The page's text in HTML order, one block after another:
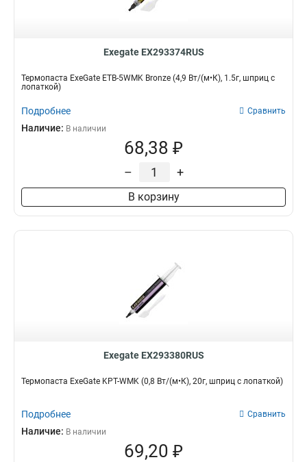
Exegate EX293374RUS
Термопаста ExeGate ETB-5WMK Bronze (4,9 Вт/(м•К), 1.5г, шприц с
лопаткой)
Подробнее Сравнить
Наличие: В наличии
68,38 ₽
– +
В корзину
Exegate EX293380RUS
Термопаста ExeGate KPT-WMK (0,8 Вт/(м•К), 20г, шприц с лопаткой)
Подробнее Сравнить
Наличие: В наличии
69,20 ₽